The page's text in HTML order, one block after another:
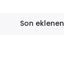
Son eklenen